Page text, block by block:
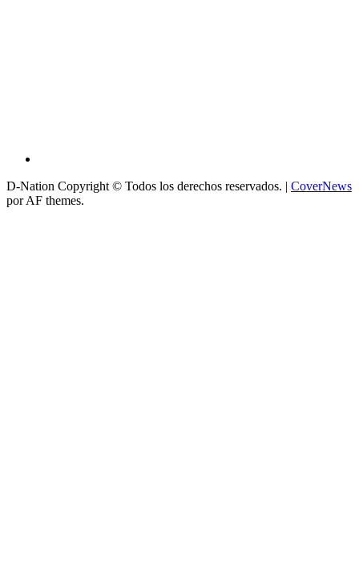
D-Nation Copyright © Todos los derechos reservados. | CoverNews
por AF themes.